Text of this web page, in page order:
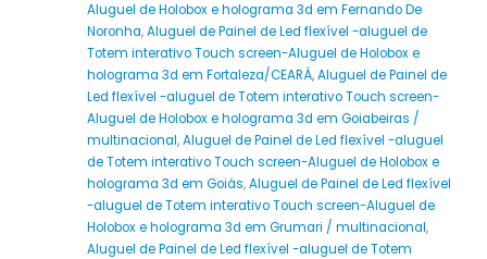
Aluguel de Holobox e holograma 3d em Fernando De
Noronha,Aluguel de Painel de Led flexível -aluguel de
Totem interativo Touch screen-Aluguel de Holobox e
holograma 3d em Fortaleza/CEARÁ,Aluguel de Painel de
Led flexível -aluguel de Totem interativo Touch screen-
Aluguel de Holobox e holograma 3d em Goiabeiras /
multinacional,Aluguel de Painel de Led flexível -aluguel
de Totem interativo Touch screen-Aluguel de Holobox e
holograma 3d em Goiás,Aluguel de Painel de Led flexível
-aluguel de Totem interativo Touch screen-Aluguel de
Holobox e holograma 3d em Grumari / multinacional,
Aluguel de Painel de Led flexível -aluguel de Totem